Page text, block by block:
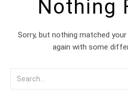
Nothing
Sorry, but nothing matched
again with some